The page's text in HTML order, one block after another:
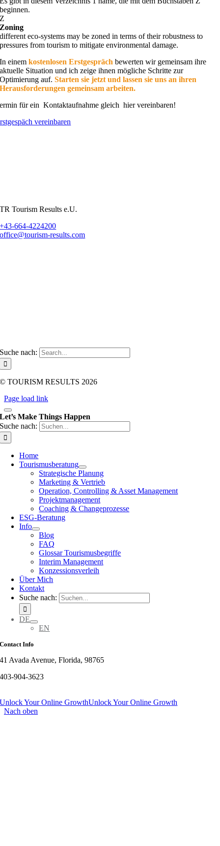
beginnen.
Z
Zoning
different eco-systems may be zoned in terms of their robustness to
pressures from tourism to mitigate environmental damage.
In einemkostenlosen Erstgespräch bewerten wir gemeinsam ihre
aktuelle Situation und ich zeige ihnen mögliche Schritte zur
Optimierung auf.Starten sie jetzt und lassen sie uns an ihren
Herausforderungen gemeinsam arbeiten.
für ein Kontaktaufnahme gleich hier vereinbaren!
vereinbaren
TR Tourism Results e.U.
+43-664-4224200
office@tourism-results.com
Suche nach:
© TOURISM RESULTS 2026
Page load link
Let’s Make Things Happen
Suche nach:
Home
Tourismusberatung
Strategische Planung
Marketing & Vertrieb
Operation, Controlling & Asset Management
Projektmanagement
Coaching & Changeprozesse
ESG-Beratung
Info
Blog
FAQ
Glossar Tourismusbegriffe
Interim Management
Konzessionsverleih
Über Mich
Kontakt
Suche nach:
DE
EN
Contact Info
41 Avada Avenue, Florida, 98765
403-904-3623
Unlock Your Online GrowthUnlock Your Online Growth
Nach oben